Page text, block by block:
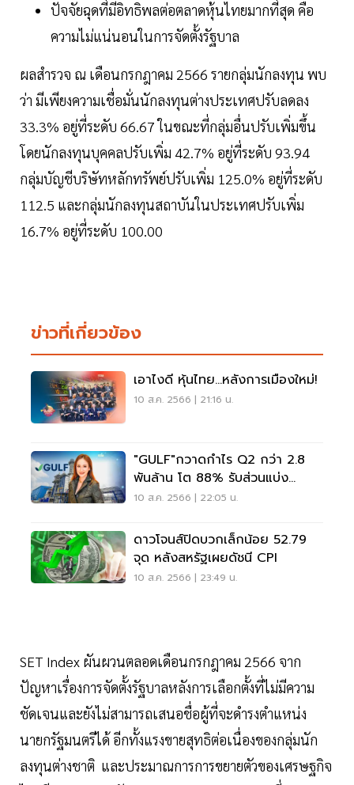
ปัจจัยฉุดที่มีอิทธิพลต่อตลาดหุ้นไทยมากที่สุด คือ
ความไม่แน่นอนในการจัดตั้งรัฐบาล
ผลสำรวจ ณ เดือนกรกฎาคม 2566 รายกลุ่มนักลงทุน พบ
ว่า มีเพียงความเชื่อมั่นนักลงทุนต่างประเทศปรับลดลง
33.3% อยู่ที่ระดับ 66.67 ในขณะที่กลุ่มอื่นปรับเพิ่มขึ้น
โดยนักลงทุนบุคคลปรับเพิ่ม 42.7% อยู่ที่ระดับ 93.94
กลุ่มบัญชีบริษัทหลักทรัพย์ปรับเพิ่ม 125.0% อยู่ที่ระดับ
112.5 และกลุ่มนักลงทุนสถาบันในประเทศปรับเพิ่ม
16.7% อยู่ที่ระดับ 100.00
ข่าวที่เกี่ยวข้อง
เอาไงดี หุ้นไทย...หลังการเมืองใหม่!
10 ส.ค. 2566 | 21:16 น.
"GULF"กวาดกำไร Q2 กว่า 2.8
พันล้าน โต 88% รับส่วนแบ่ง
INTUCH-THCOM
10 ส.ค. 2566 | 22:05 น.
ดาวโจนส์ปิดบวกเล็กน้อย 52.79
จุด หลังสหรัฐเผยดัชนี CPI
10 ส.ค. 2566 | 23:49 น.
SET Index ผันผวนตลอดเดือนกรกฎาคม 2566 จาก
ปัญหาเรื่องการจัดตั้งรัฐบาลหลังการเลือกตั้งที่ไม่มีความ
ชัดเจนและยังไม่สามารถเสนอชื่อผู้ที่จะดำรงตำแหน่ง
นายกรัฐมนตรีได้ อีกทั้งแรงขายสุทธิต่อเนื่องของกลุ่มนัก
ลงทุนต่างชาติ และประมาณการการขยายตัวของเศรษฐกิจ